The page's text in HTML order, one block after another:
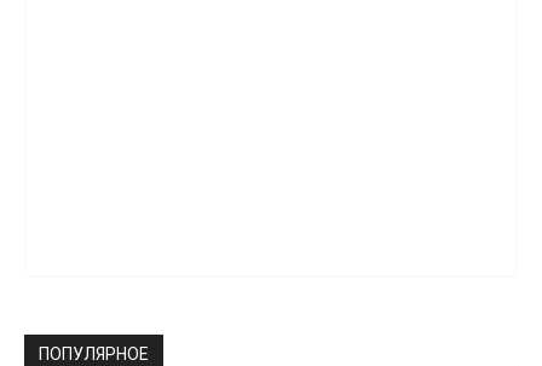
ПОПУЛЯРНОЕ